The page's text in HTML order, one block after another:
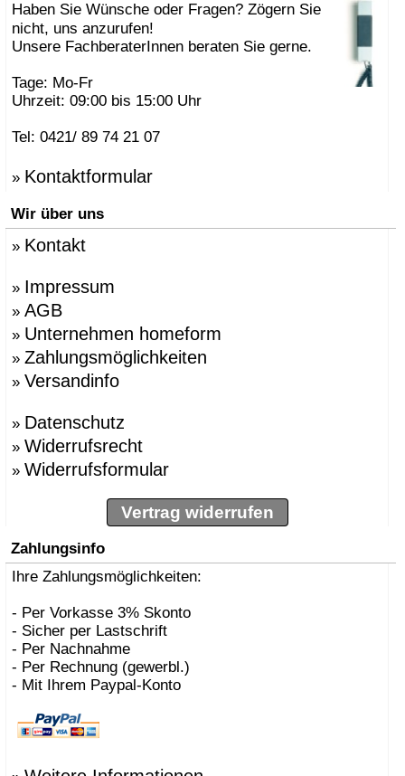
»Alberto Fabbian
»Alex Sachetti
» Alexander Schenk
»amei
» Andrea Crosetta
»Andreas Ulbricht
»Anna-Maria Nilsson
»Antonio Norero
»Apartment 8
»Arne Jacobsen
»Atmosphere Globus
»Azumi, Shin & Tomoko
Babled, Emmanuel
»Bao-Nghi Droste
»Barnaby Gunning
Bastian Prieler
Batisse, Laurent
»BBMDS
»Berti, Enzo
Besau Marguerre , St
»Biokamine, Safretti
»Biscaro, Giorgio
BOLLES+WILSON
»Bonetto, Rodolfo
»Bonucelli, Dante
»Borer, Carlo
» Bozzoli, Lorenza
Brogliato, Alberto
Bruno Houssin
Bruno Rainaldi
Büscher, Sebastian D
Carlo Borer
Carlo Costantini
Haben Sie Wünsche oder Fragen? Zögern Sie
nicht, uns anzurufen!
Unsere FachberaterInnen beraten Sie gerne.
Tage: Mo-Fr
Uhrzeit: 09:00 bis 15:00 Uhr
Tel: 0421/ 89 74 21 07
» Kontaktformular
Wir über uns
» Kontakt
» Impressum
» AGB
» Unternehmen homeform
» Zahlungsmöglichkeiten
» Versandinfo
» Datenschutz
» Widerrufsrecht
» Widerrufsformular
Vertrag widerrufen
Zahlungsinfo
Ihre Zahlungsmöglichkeiten:
- Per Vorkasse 3% Skonto
- Sicher per Lastschrift
- Per Nachnahme
- Per Rechnung (gewerbl.)
- Mit Ihrem Paypal-Konto